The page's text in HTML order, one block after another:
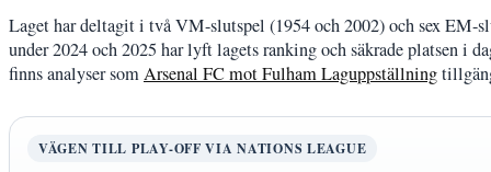
Laget har deltagit i två VM-slutspel (1954 och 2002) och sex EM-
under 2024 och 2025 har lyft lagets ranking och säkrade platsen i
finns analyser somArsenal FC mot Fulham Laguppställning
VÄGEN TILL PLAY-OFF VIA NATIONS LEAGUE